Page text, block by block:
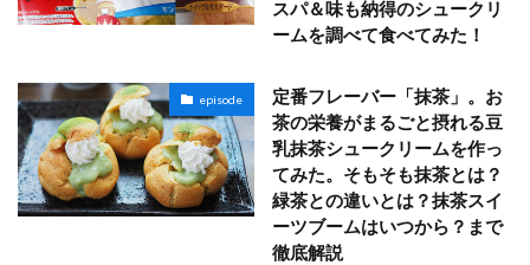
スパ＆味も納得のシュークリ
ームを調べて食べてみた！
episode
定番フレーバー「抹茶」。お
茶の栄養がまるごと摂れる豆
乳抹茶シュークリームを作っ
てみた。そもそも抹茶とは？
緑茶との違いとは？抹茶スイ
ーツブームはいつから？まで
徹底解説